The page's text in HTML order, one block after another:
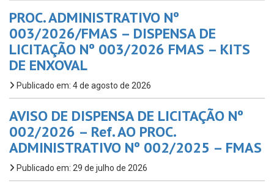
PROC. ADMINISTRATIVO Nº
003/2026/FMAS – DISPENSA DE
LICITAÇÃO Nº 003/2026 FMAS – KITS
DE ENXOVAL
Publicado em: 4 de agosto de 2026
AVISO DE DISPENSA DE LICITAÇÃO Nº
002/2026 – Ref. AO PROC.
ADMINISTRATIVO Nº 002/2025 – FMAS
Publicado em: 29 de julho de 2026